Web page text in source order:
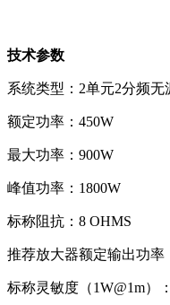
技术参数
系统类型：2单元2分频无
额定功率：450W
最大功率：900W
峰值功率：1800W
标称阻抗：8 OHMS
推荐放大器额定输出功率
标称灵敏度（1W@1m）